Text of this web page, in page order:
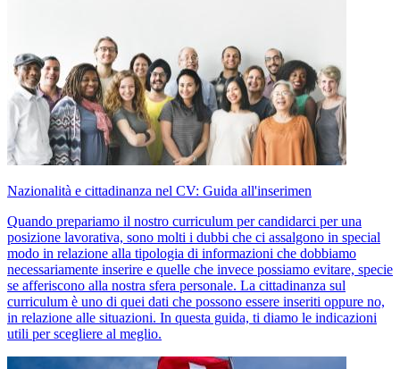
Nazionalità e cittadinanza nel CV: Guida all'inserimen
Quando prepariamo il nostro curriculum per candidarci per una
posizione lavorativa, sono molti i dubbi che ci assalgono in special
modo in relazione alla tipologia di informazioni che dobbiamo
necessariamente inserire e quelle che invece possiamo evitare, specie
se afferiscono alla nostra sfera personale. La cittadinanza sul
curriculum è uno di quei dati che possono essere inseriti oppure no,
in relazione alle situazioni. In questa guida, ti diamo le indicazioni
utili per scegliere al meglio.